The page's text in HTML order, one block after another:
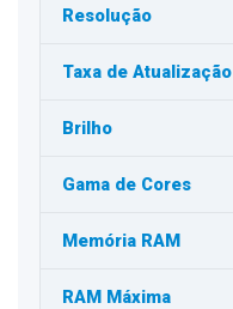
Resolução
Taxa de Atualização
Brilho
Gama de Cores
Memória RAM
RAM Máxima